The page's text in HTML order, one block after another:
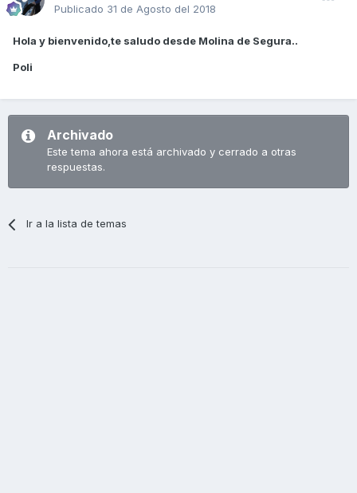
Publicado 31 de Agosto del 2018
Hola y bienvenido,te saludo desde Molina de Segura..
Poli
Archivado
Este tema ahora está archivado y cerrado a otras
respuestas.
Ir a la lista de temas